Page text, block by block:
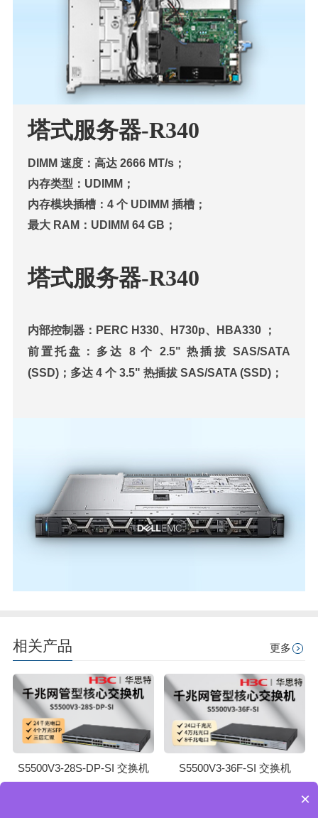
塔式服务器-R340
DIMM 速度：高达 2666 MT/s；
内存类型：UDIMM；
内存模块插槽：4 个 UDIMM 插槽；
最大 RAM：UDIMM 64 GB；
塔式服务器-R340
内部控制器：PERC H330、H730p、HBA330 ；
前置托盘：多达 8 个 2.5" 热插拔 SAS/SATA
(SSD)；多达 4 个 3.5" 热插拔 SAS/SATA (SSD)；
相关产品 更多
S5500V3-28S-DP-SI 交换机 S5500V3-36F-SI 交换机
×